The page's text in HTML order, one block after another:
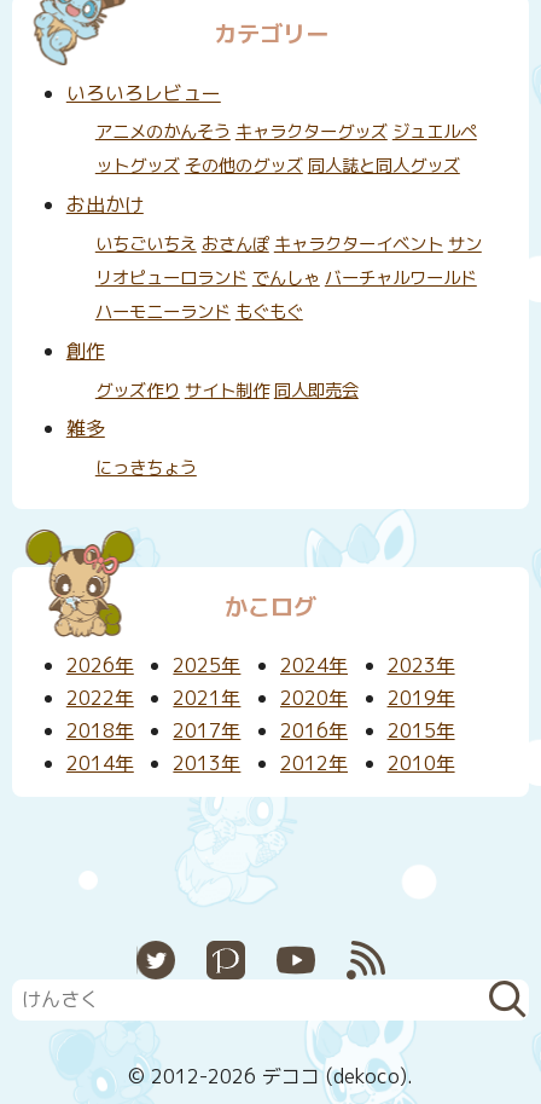
カテゴリー
いろいろレビュー
アニメのかんそう キャラクターグッズ ジュエルペ
ットグッズ その他のグッズ 同人誌と同人グッズ
お出かけ
いちごいちえ おさんぽ キャラクターイベント サン
リオピューロランド でんしゃ バーチャルワールド
ハーモニーランド もぐもぐ
創作
グッズ作り サイト制作 同人即売会
雑多
にっきちょう
かこログ
2026年 2025年 2024年
2023年
2022年
2021年 2020年
2019年
2018年
2017年 2016年
2015年
2014年
2013年 2012年 2010年
Pixiv YouTube
© 2012-2026 デココ (dekoco).